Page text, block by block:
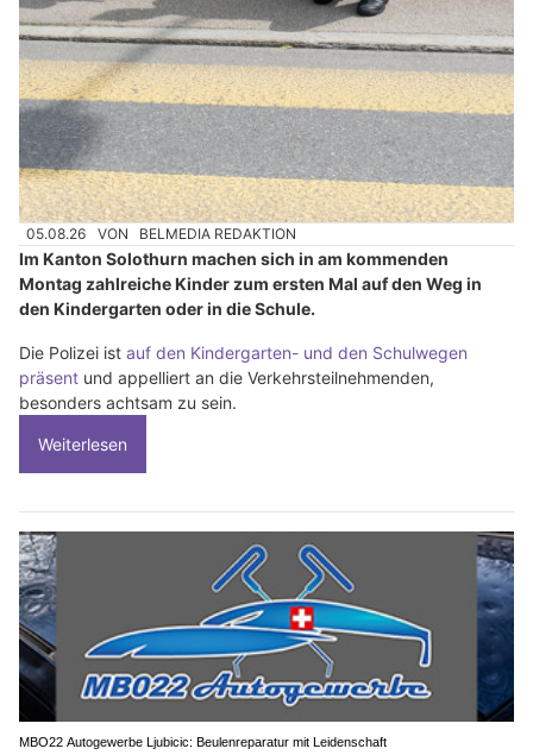
05.08.26 VON BELMEDIA REDAKTION
Im Kanton Solothurn machen sich in am kommenden
Montag zahlreiche Kinder zum ersten Mal auf den Weg in
den Kindergarten oder in die Schule.
Die Polizei ist auf den Kindergarten- und den Schulwegen
präsent und appelliert an die Verkehrsteilnehmenden,
besonders achtsam zu sein.
Weiterlesen
MBO22 Autogewerbe Ljubicic: Beulenreparatur mit Leidenschaft